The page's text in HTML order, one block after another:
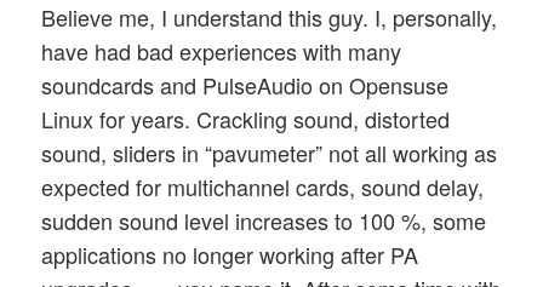
Believe me, I understand this guy. I, personally,
have had bad experiences with many
soundcards and PulseAudio on Opensuse
Linux for years. Crackling sound, distorted
sound, sliders in “pavumeter” not all working as
expected for multichannel cards, sound delay,
sudden sound level increases to 100 %, some
applications no longer working after PA